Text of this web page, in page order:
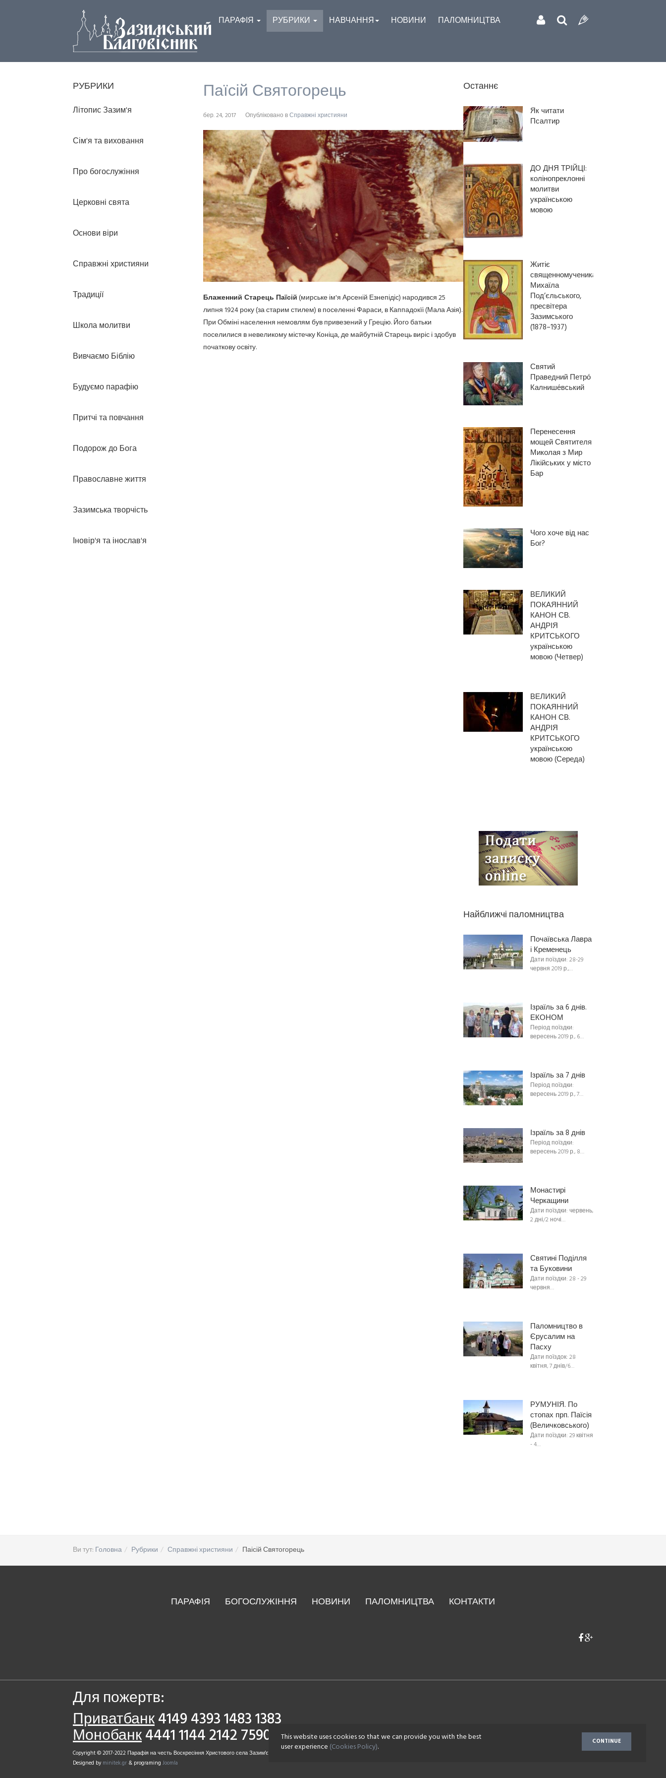
ПАРАФІЯ РУБРИКИ НАВЧАННЯ НОВИНИ ПАЛОМНИЦТВА
Паїсій Святогорець
бер. 24, 2017 Опубліковано вСправжні християни
Блаженний Старець Паїсій(мирське ім'я Арсеній Езнепідіс) народився 25
липня 1924 року (за старим стилем) в поселенні Фараси, в Каппадокїі (Мала Азія).
При Обміні населення немовлям був привезений у Грецію. Його батьки
поселилися в невеликому містечку Коніца, де майбутній Старець виріс і здобув
початкову освіту.
РУБРИКИ
Літопис Зазим'я
Сім'я та виховання
Про богослужіння
Церковні свята
Основи віри
Справжні християни
Традиції
Школа молитви
Вивчаємо Біблію
Будуємо парафію
Притчі та повчання
Подорож до Бога
Православне життя
Зазимська творчість
Іновір'я та інослав'я
Останнє
Як читати
Псалтир
ДО ДНЯ ТРІЙЦІ:
колінопреклонні
молитви
українською
мовою
Житіє
священномученика
Михаїла
Под’єльського,
пресвітера
Зазимського
(1878–1937)
Святий
Праведний Петро́
Калнише́вський
Перенесення
мощей Святителя
Миколая з Мир
Лікійських у місто
Бар
Чого хоче від нас
Бог?
ВЕЛИКИЙ
ПОКАЯННИЙ
КАНОН СВ.
АНДРІЯ
КРИТСЬКОГО
українською
мовою (Четвер)
ВЕЛИКИЙ
ПОКАЯННИЙ
КАНОН СВ.
АНДРІЯ
КРИТСЬКОГО
українською
мовою (Середа)
Найближчі паломництва
Почаївська Лавра
і Кременець
Дати поїздки: 28-29
червня 2019 р.,…
Ізраїль за 6 днів.
ЕКОНОМ
Період поїздки:
вересень 2019 р., 6…
Ізраїль за 7 днів
Період поїздки:
вересень 2019 р., 7…
Ізраїль за 8 днів
Період поїздки:
вересень 2019 р., 8…
Монастирі
Черкащини
Дати поїздки: червень,
2 дні/2 ночі…
Святині Поділля
та Буковини
Дати поїздки: 28 - 29
червня…
Паломництво в
Єрусалим на
Пасху
Дати поїздок: 28
квітня, 7 днів/6…
РУМУНІЯ. По
стопах прп. Паїсія
(Величковського)
Дати поїздки: 29 квітня
- 4…
Ви тут: Головна Рубрики Справжні християни Паісій Святогорець
ПАРАФІЯ БОГОСЛУЖІННЯ НОВИНИ ПАЛОМНИЦТВА КОНТАКТИ
Для пожертв:
Приватбанк4149 4393 1483 1383
Монобанк4441 1144 2142 7590
Copyright © 2017-2022 Парафія на честь Воскресіння Христового села Зазим'є. Всі права захищені.
Designed by minitek.gr & programing Joomla
This website uses cookies so that we can provide you with the best
user experience (Cookies Policy). CONTINUE